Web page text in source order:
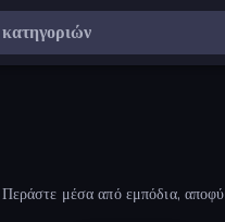
μέσα από εμπόδια,